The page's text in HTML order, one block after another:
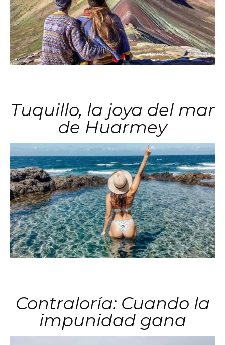
Tuquillo, la joya del mar
de Huarmey
Contraloría: Cuando la
impunidad gana